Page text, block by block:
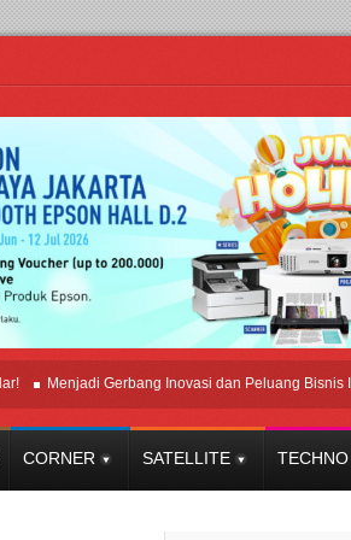
Menjadi Gerbang Inovasi dan Peluang Bisnis
CORNER SATELLITE TECHNO